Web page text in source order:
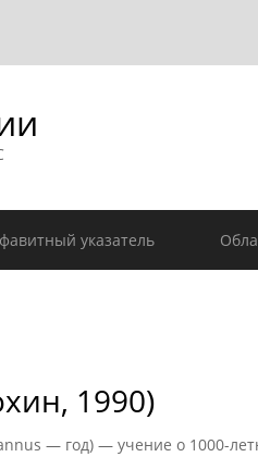
указатель
1990)
— год) — учение о 1000-